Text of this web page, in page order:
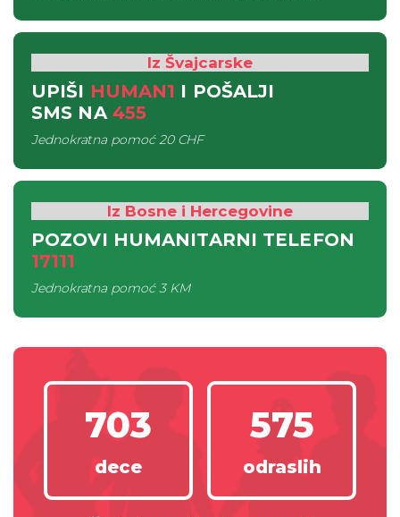
Iz Švajcarske
UPIŠI HUMAN1 I POŠALJI
SMS NA 455
Jednokratna pomoć20 CHF
Iz Bosne i Hercegovine
POZOVI HUMANITARNI TELEFON
17111
Jednokratna pomoć3 KM
703
dece
575
odraslih